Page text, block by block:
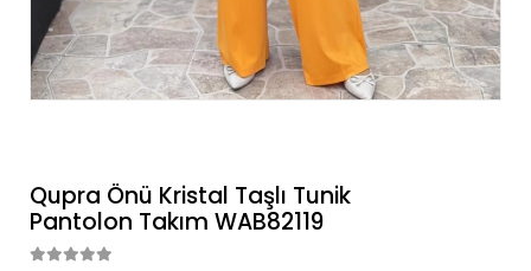
Qupra Önü Kristal Taşlı Tunik
Pantolon Takım WAB82119